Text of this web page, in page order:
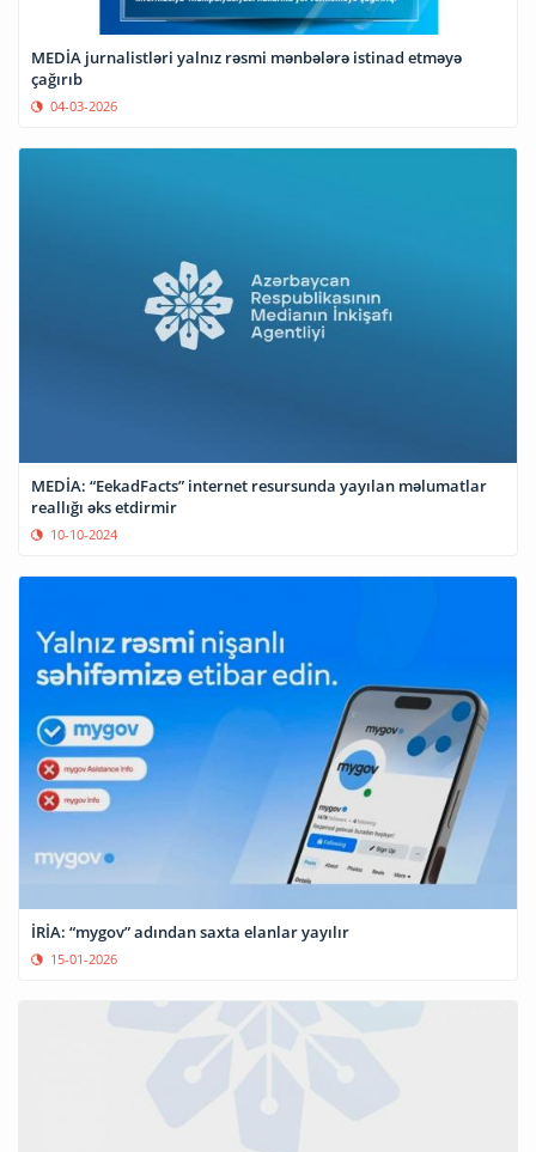
MEDİA jurnalistləri yalnız rəsmi mənbələrə istinad etməyə
çağırıb
04-03-2026
MEDİA: “EekadFacts” internet resursunda yayılan məlumatlar
reallığı əks etdirmir
10-10-2024
İRİA: “mygov” adından saxta elanlar yayılır
15-01-2026